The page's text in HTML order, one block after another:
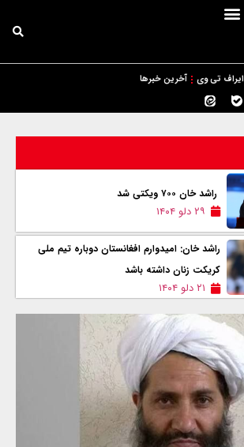
ایراف تی وی آخرین خبرها
راشد خان ۷۰۰ ویکتی شد
۲۹ دلو ۱۴۰۴
راشد خان: امیدوارم افغانستان دوباره تیم ملی
کریکت زنان داشته باشد
۲۱ دلو ۱۴۰۴